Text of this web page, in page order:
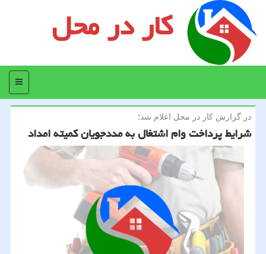
کار در محل
منو
در گزارش كار در محل اعلام شد؛
شرایط پرداخت وام اشتغال به مددجویان كمیته امداد